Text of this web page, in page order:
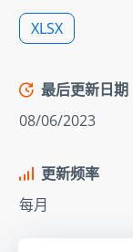
XLSX
最后更新日期
08/06/2023
更新频率
每月